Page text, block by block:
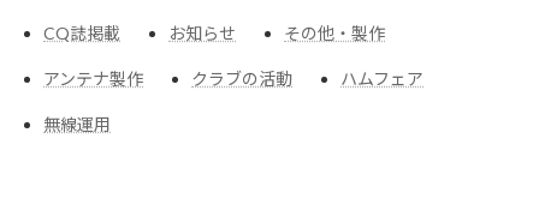
CQ誌掲載 お知らせ その他・製作
アンテナ製作 クラブの活動 ハムフェア
無線運用